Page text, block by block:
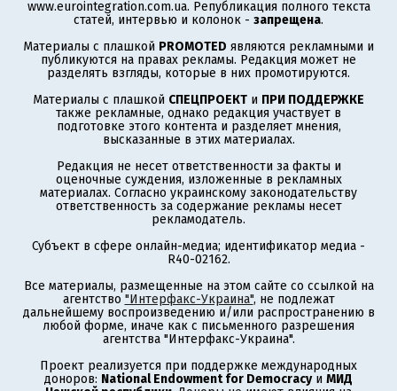
www.eurointegration.com.ua. Републикация полного текста
статей, интервью и колонок - запрещена.
Материалы с плашкой PROMOTED являются рекламными и
публикуются на правах рекламы. Редакция может не
разделять взгляды, которые в них промотируются.
Материалы с плашкой СПЕЦПРОЕКТ и ПРИ ПОДДЕРЖКЕ
также рекламные, однако редакция участвует в
подготовке этого контента и разделяет мнения,
высказанные в этих материалах.
Редакция не несет ответственности за факты и
оценочные суждения, изложенные в рекламных
материалах. Согласно украинскому законодательству
ответственность за содержание рекламы несет
рекламодатель.
Субъект в сфере онлайн-медиа; идентификатор медиа -
R40-02162.
Все материалы, размещенные на этом сайте со ссылкой на
агентство "Интерфакс-Украина", не подлежат
дальнейшему воспроизведению и/или распространению в
любой форме, иначе как с письменного разрешения
агентства "Интерфакс-Украина".
Проект реализуется при поддержке международных
доноров: National Endowment for Democracyи МИД